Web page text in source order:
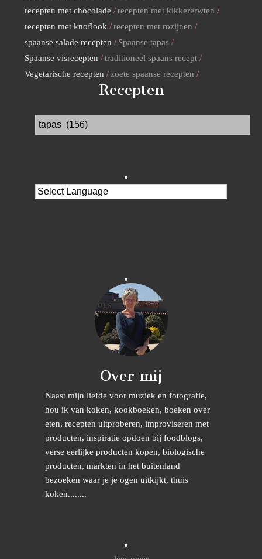
recepten met chocolade
recepten met kikkererwten
recepten met knoflook
recepten met rozijnen
spaanse salade recepten
Spaanse tapas
Spaanse visrecepten
traditioneel spaans recept
Vegetarische recepten
zoete spaanse recepten
Recepten
Over mij
Naast mijn liefde voor muziek en fotografie,
hou ik van koken, kookboeken, boeken over
eten, recepten uitproberen, improviseren met
producten, inspiratie opdoen bij foodblogs,
verse eerlijke producten kopen, biologische
producten, markten in het buitenland
bezoeken waar je je ogen uitkijkt, thuis
koken........